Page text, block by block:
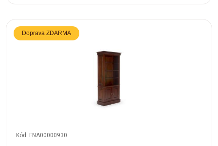
Doprava ZDARMA
Kód: FNA00000930